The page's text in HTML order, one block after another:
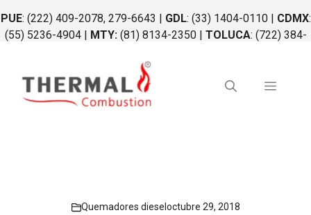
al
contenido
PUE: (222) 409-2078, 279-6643 | GDL: (33) 1404-0110 | CDMX:
(55) 5236-4904 | MTY:(81) 8134-2350 | TOLUCA: (722) 384-
Menú
Quemadores diesel octubre 29, 2018